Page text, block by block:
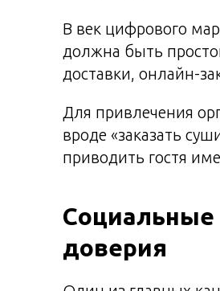
В век цифрового
должна быть
доставки, онлайн-
Для привлечения
вроде «заказать
приводить гостя
Социальные
доверия